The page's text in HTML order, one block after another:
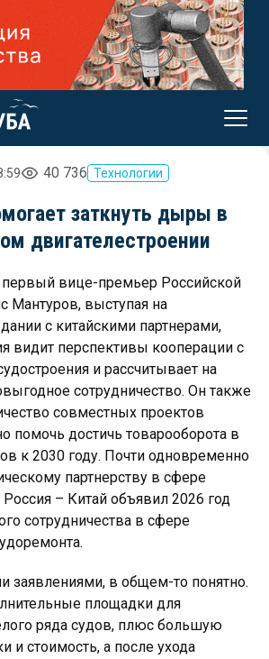
40 736 Технологии
заткнуть дыры в
двигателестроении
первый вице-премьер Российской
Мантуров, выступая на
с китайскими партнерами,
видит перспективы кооперации с
и рассчитывает на
сотрудничество. Он также
совместных проектов
помочь достичь товарооборота в
к 2030 году. Почти одновременно
партнерству в сфере
– Китай объявил 2026 год
сотрудничества в сфере
заявлениями, в общем-то понятно.
площадки для
ряда судов, плюс большую
и стоимость, а после ухода